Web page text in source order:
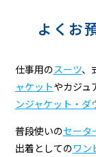
よくお
仕事用のスーツ、
ャケットやカジュ
ンジャケット・ダ
普段使いのセータ
出着としてのワン